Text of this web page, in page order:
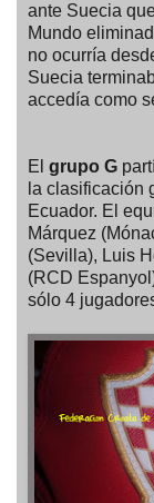
ante Suecia
Mundo
no ocurría
Suecia
accedía como
El grupo G
la clasificación
Ecuador. El
Márquez
(Sevilla), Luis
(RCD
sólo 4